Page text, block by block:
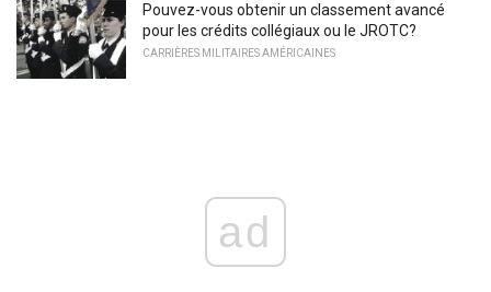
Pouvez-vous obtenir un classement avancé
pour les crédits collégiaux ou le JROTC?
CARRIÈRES MILITAIRES AMÉRICAINES
ad